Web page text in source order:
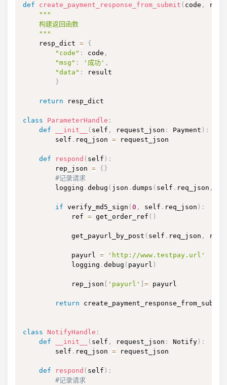
def create_payment_response_from_submit ( code ,
"""
    构建返回函数
    """
    resp_dict
= {
"code" : code ,
"msg" : '成功' ,
"data" :
result
}
return resp_dict
class ParameterHandle :
def
__init__ ( self , request_json : Payment ) :
        self
. req_json = request_json
def respond ( self ) :
        rep_json
= { }
#记录请求
        logging
. debug ( json . dumps ( self . req_json ,
if verify_md5_sign ( 0 , self . req_json ) :
            ref
= get_order_ref ( )
            get_payurl_by_post
( self . req_json , ref
            payurl
=
'http://www.testpay.url'
            logging
. debug ( payurl )
            rep_json
'payurl' = payurl
return create_payment_response_from_submit
class NotifyHandle :
def
__init__ ( self , request_json : Notify ) :
        self
. req_json = request_json
def respond ( self ) :
#记录请求